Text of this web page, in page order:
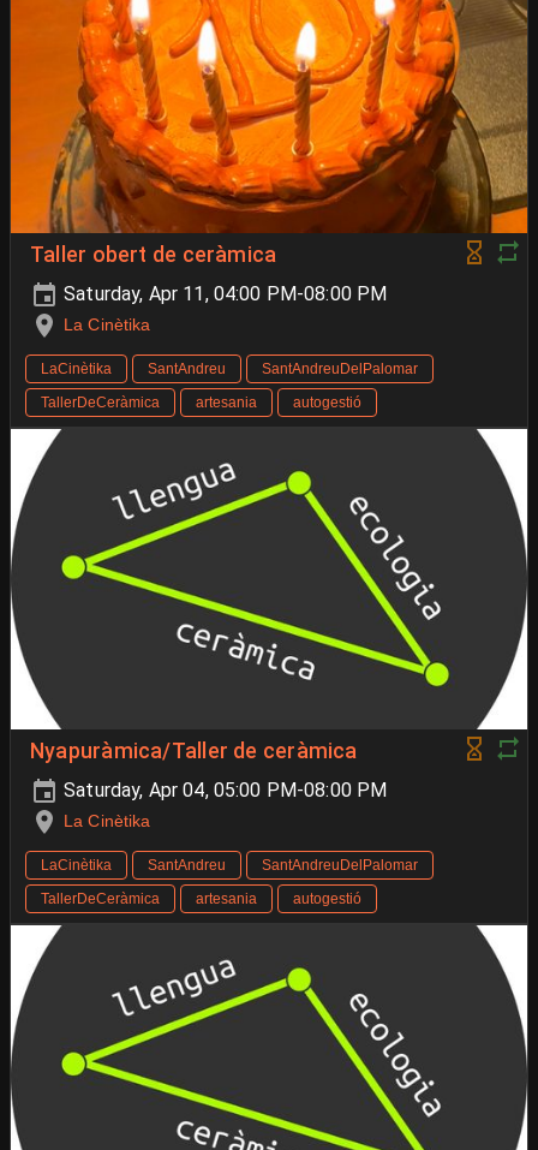
Taller obert de ceràmica
Saturday, Apr 11, 04:00 PM-08:00 PM
La Cinètika
LaCinètika SantAndreu
SantAndreuDelPalomar
TallerDeCeràmica
artesania autogestió
Nyapuràmica/Taller de ceràmica
Saturday, Apr 04, 05:00 PM-08:00 PM
La Cinètika
LaCinètika SantAndreu
SantAndreuDelPalomar
TallerDeCeràmica
artesania autogestió